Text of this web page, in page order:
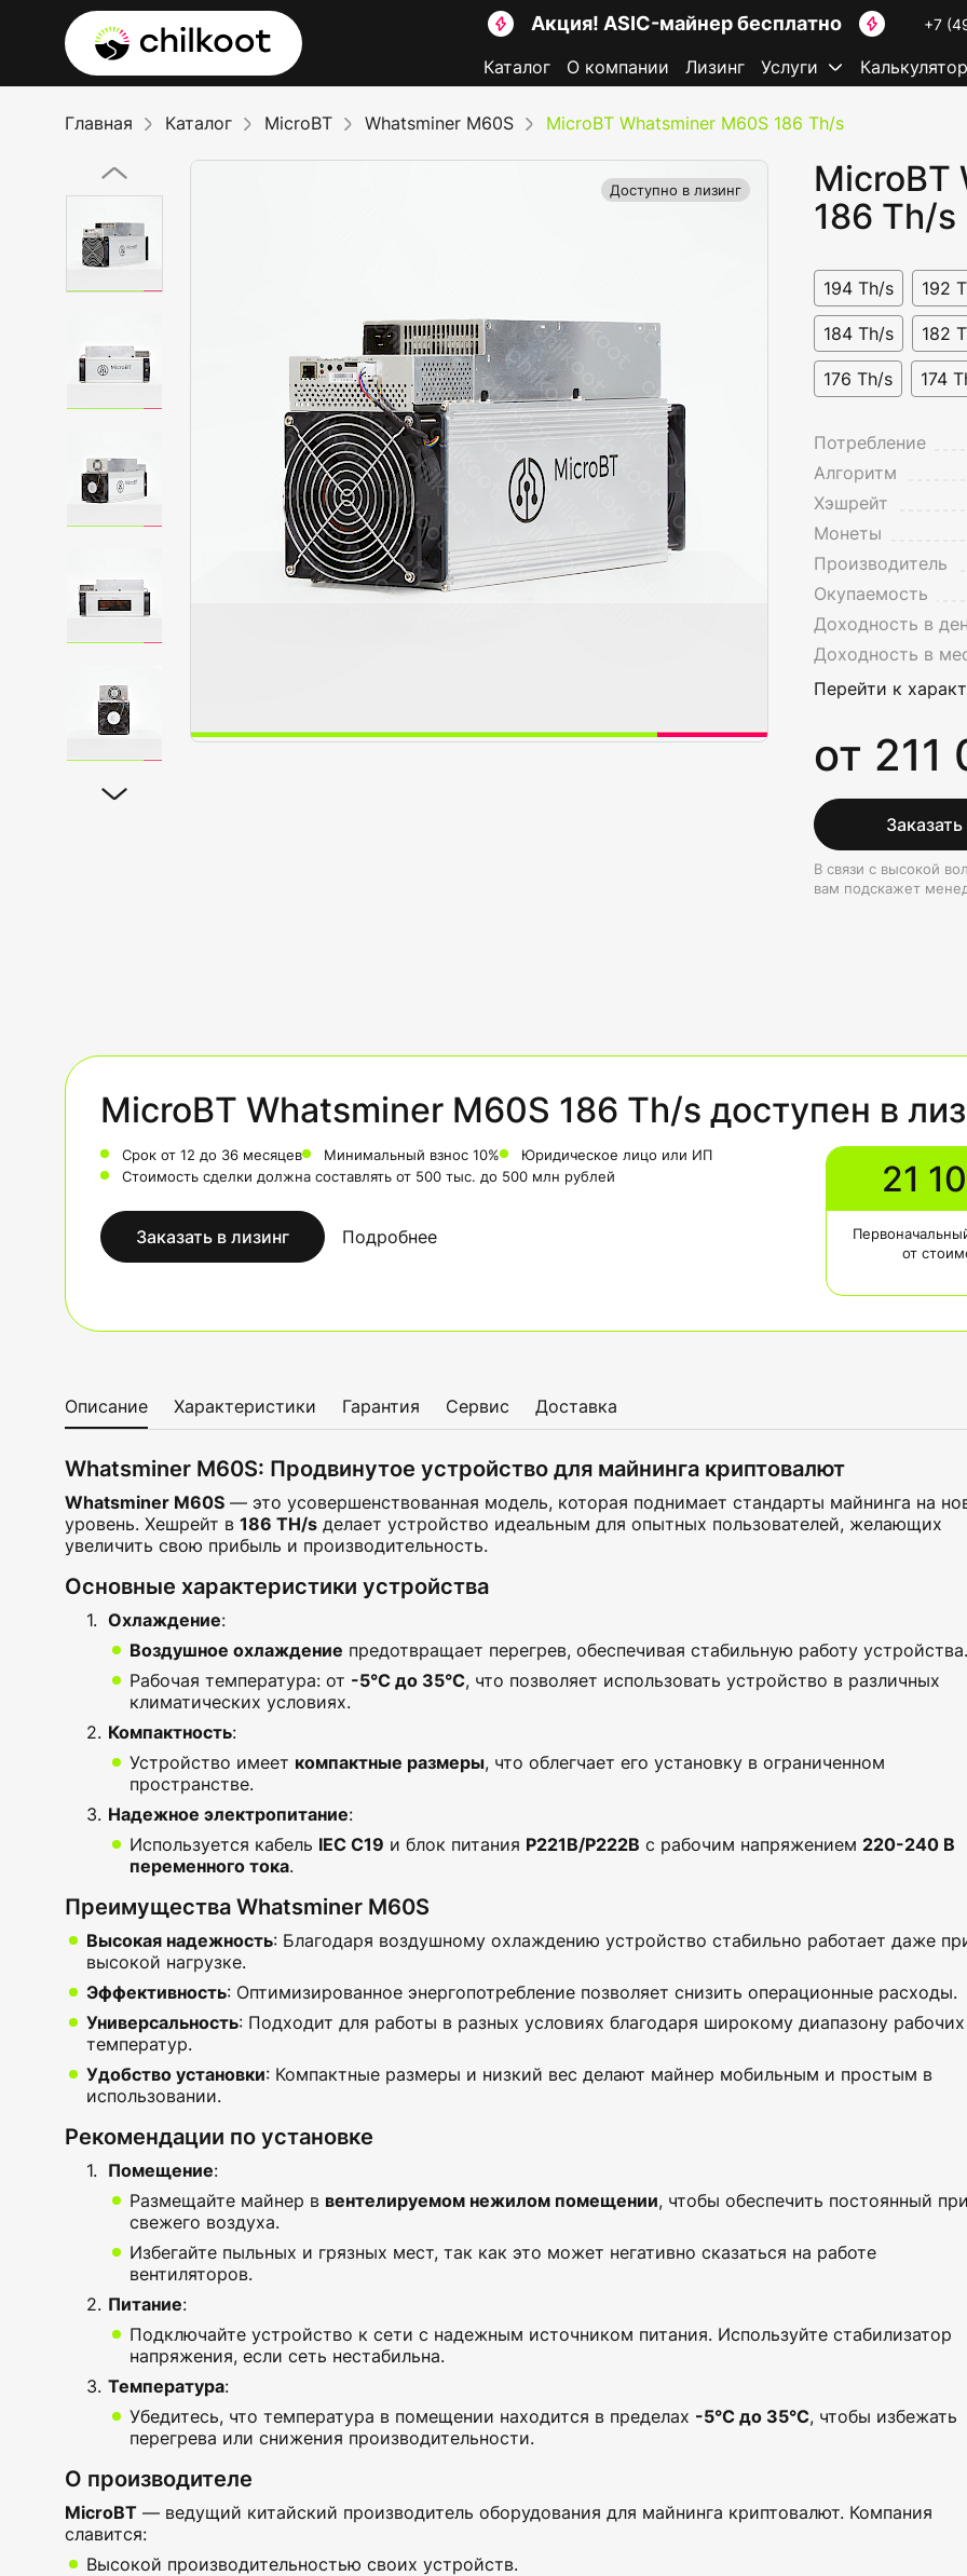
Акция! ASIC-майнер бесплатно +7
Каталог О компании Лизинг Услуги Калькулятор
Главная Каталог MicroBT Whatsminer M60S MicroBT Whatsminer M60S 186 Th/s
Доступно в лизинг
MicroBT
186 Th/s
194 Th/s 192
184 Th/s 182
176 Th/s 174
Потребление
Алгоритм
Хэшрейт
Монеты
Производитель
Окупаемость
Доходность в
Доходность в
Перейти к
от 211
Заказать
В связи с высокой
вам подскажет
MicroBT Whatsminer M60S 186 Th/s доступен в
Срок от 12 до 36 месяцев Минимальный взнос 10%
Юридическое лицо или ИП
Стоимость сделки должна составлять от 500 тыс. до 500 млн рублей
Заказать в лизинг Подробнее
21
от
Описание Характеристики Гарантия Сервис Доставка
Whatsminer M60S: Продвинутое устройство для майнинга криптовалют
Whatsminer M60S — это усовершенствованная модель, которая поднимает стандарты майнинга на
уровень. Хешрейт в 186 TH/s делает устройство идеальным для опытных пользователей, желающих
увеличить свою прибыль и производительность.
Основные характеристики устройства
Охлаждение:
Воздушное охлаждение предотвращает перегрев, обеспечивая стабильную работу устройства.
Рабочая температура: от -5°C до 35°C, что позволяет использовать устройство в различных
климатических условиях.
Компактность:
Устройство имеет компактные размеры, что облегчает его установку в ограниченном
пространстве.
Надежное электропитание:
Используется кабель IEC C19 и блок питания P221B/P222B с рабочим напряжением 220-240 В
переменного тока.
Преимущества Whatsminer M60S
Высокая надежность: Благодаря воздушному охлаждению устройство стабильно работает даже
высокой нагрузке.
Эффективность: Оптимизированное энергопотребление позволяет снизить операционные расходы.
Универсальность: Подходит для работы в разных условиях благодаря широкому диапазону рабочих
температур.
Удобство установки: Компактные размеры и низкий вес делают майнер мобильным и простым в
использовании.
Рекомендации по установке
Помещение:
Размещайте майнер в вентелируемом нежилом помещении, чтобы обеспечить постоянный
свежего воздуха.
Избегайте пыльных и грязных мест, так как это может негативно сказаться на работе
вентиляторов.
Питание:
Подключайте устройство к сети с надежным источником питания. Используйте стабилизатор
напряжения, если сеть нестабильна.
Температура:
Убедитесь, что температура в помещении находится в пределах -5°C до 35°C, чтобы избежать
перегрева или снижения производительности.
О производителе
MicroBT — ведущий китайский производитель оборудования для майнинга криптовалют. Компания
славится:
Высокой производительностью своих устройств.